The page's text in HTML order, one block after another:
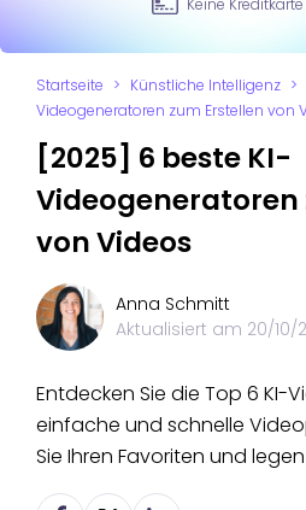
Startseite > Künstliche Intelligenz >
Videogeneratoren zum Erstellen von
[2025] 6 beste KI-
Videogeneratoren
von Videos
Anna Schmitt
Aktualisiert am 20/10/
Entdecken Sie die Top 6 KI-
einfache und schnelle
Sie Ihren Favoriten und